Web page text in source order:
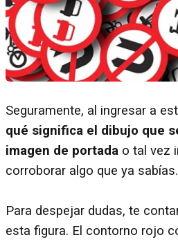
Seguramente, al ingresar a
qué significa el dibujo que
imagen de portada o tal vez
corroborar algo que ya sabías.
Para despejar dudas, te
esta figura. El contorno rojo